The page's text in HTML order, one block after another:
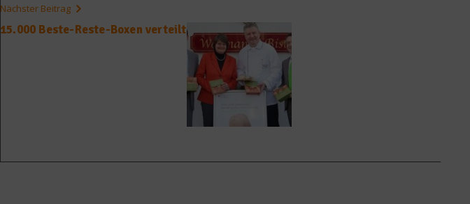
Nächster Beitrag
15.000 Beste-Reste-Boxen verteilt